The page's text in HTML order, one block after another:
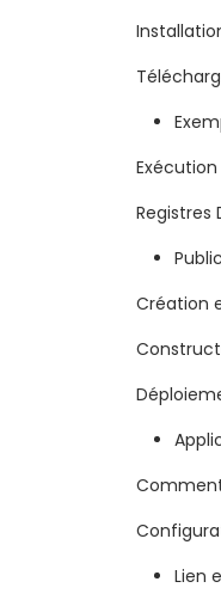
Registres
Création
Lien